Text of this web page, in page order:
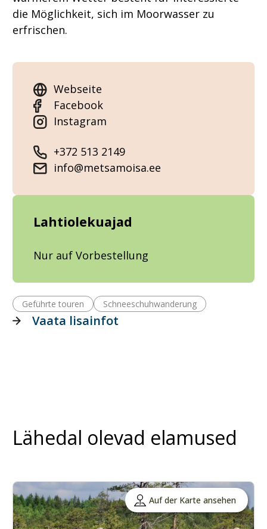
die Möglichkeit, sich im Moorwasser zu
erfrischen.
Webseite
Facebook
Instagram
+372 513 2149
info@metsamoisa.ee
Lahtiolekuajad
Nur auf Vorbestellung
Geführte touren Schneeschuhwanderung
Vaata lisainfot
Lähedal olevad elamused
Auf der Karte ansehen